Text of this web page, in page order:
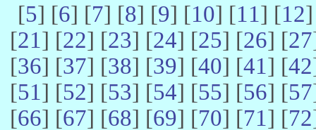
[5] [6] [7] [8] [9] [10] [11] [12
[21] [22] [23] [24] [25] [26] [27
[36] [37] [38] [39] [40] [41] [42
[51] [52] [53] [54] [55] [56] [57
[66] [67] [68] [69] [70] [71] [72